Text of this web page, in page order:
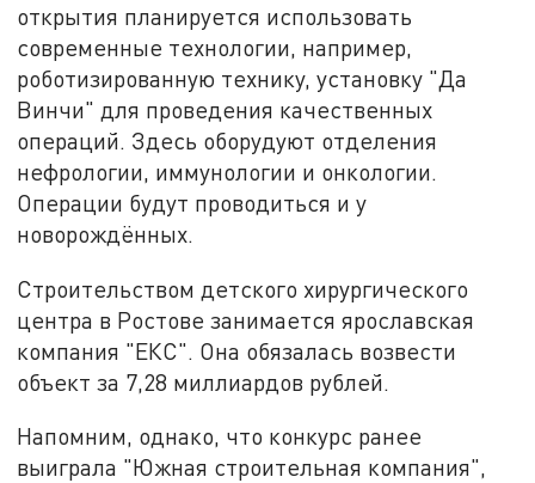
открытия планируется использовать
современные технологии, например,
роботизированную технику, установку "Да
Винчи" для проведения качественных
операций. Здесь оборудуют отделения
нефрологии, иммунологии и онкологии.
Операции будут проводиться и у
новорождённых.
Строительством детского хирургического
центра в Ростове занимается ярославская
компания "ЕКС". Она обязалась возвести
объект за 7,28 миллиардов рублей.
Напомним, однако, что конкурс ранее
выиграла "Южная строительная компания",